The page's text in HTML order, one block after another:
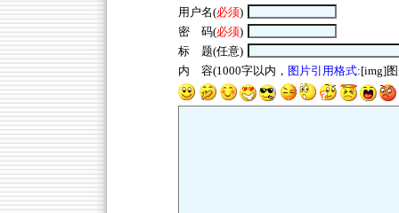
用户名(必须)
密 码(必须)
标 题(任意)
内 容(1000字以内， 图片引用格式:[img]